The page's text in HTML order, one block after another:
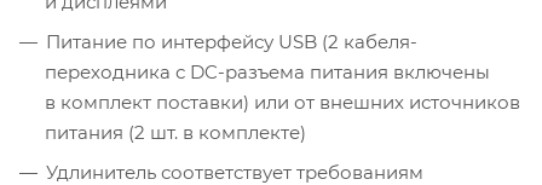
Питание по интерфейсу USB (2 кабеля-
переходника с DC-разъема питания включены
в комплект поставки) или от внешних источников
питания (2 шт. в комплекте)
Удлинитель соответствует требованиям